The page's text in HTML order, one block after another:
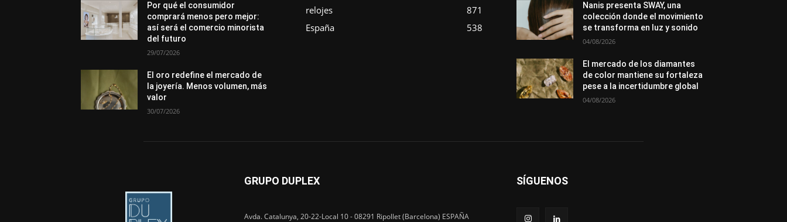
Por qué el consumidor
comprará menos pero mejor:
así será el comercio minorista
del futuro
29/07/2026
El oro redefine el mercado de
la joyería. Menos volumen, más
valor
30/07/2026
relojes
871
España
538
Nanis presenta SWAY, una
colección donde el movimiento
se transforma en luz y sonido
04/08/2026
El mercado de los diamantes
de color mantiene su fortaleza
pese a la incertidumbre global
04/08/2026
GRUPO DUPLEX
Avda. Catalunya, 20-22-Local 10 - 08291 Ripollet (Barcelona) ESPAÑA
SÍGUENOS